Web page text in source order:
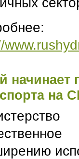
начинает
на